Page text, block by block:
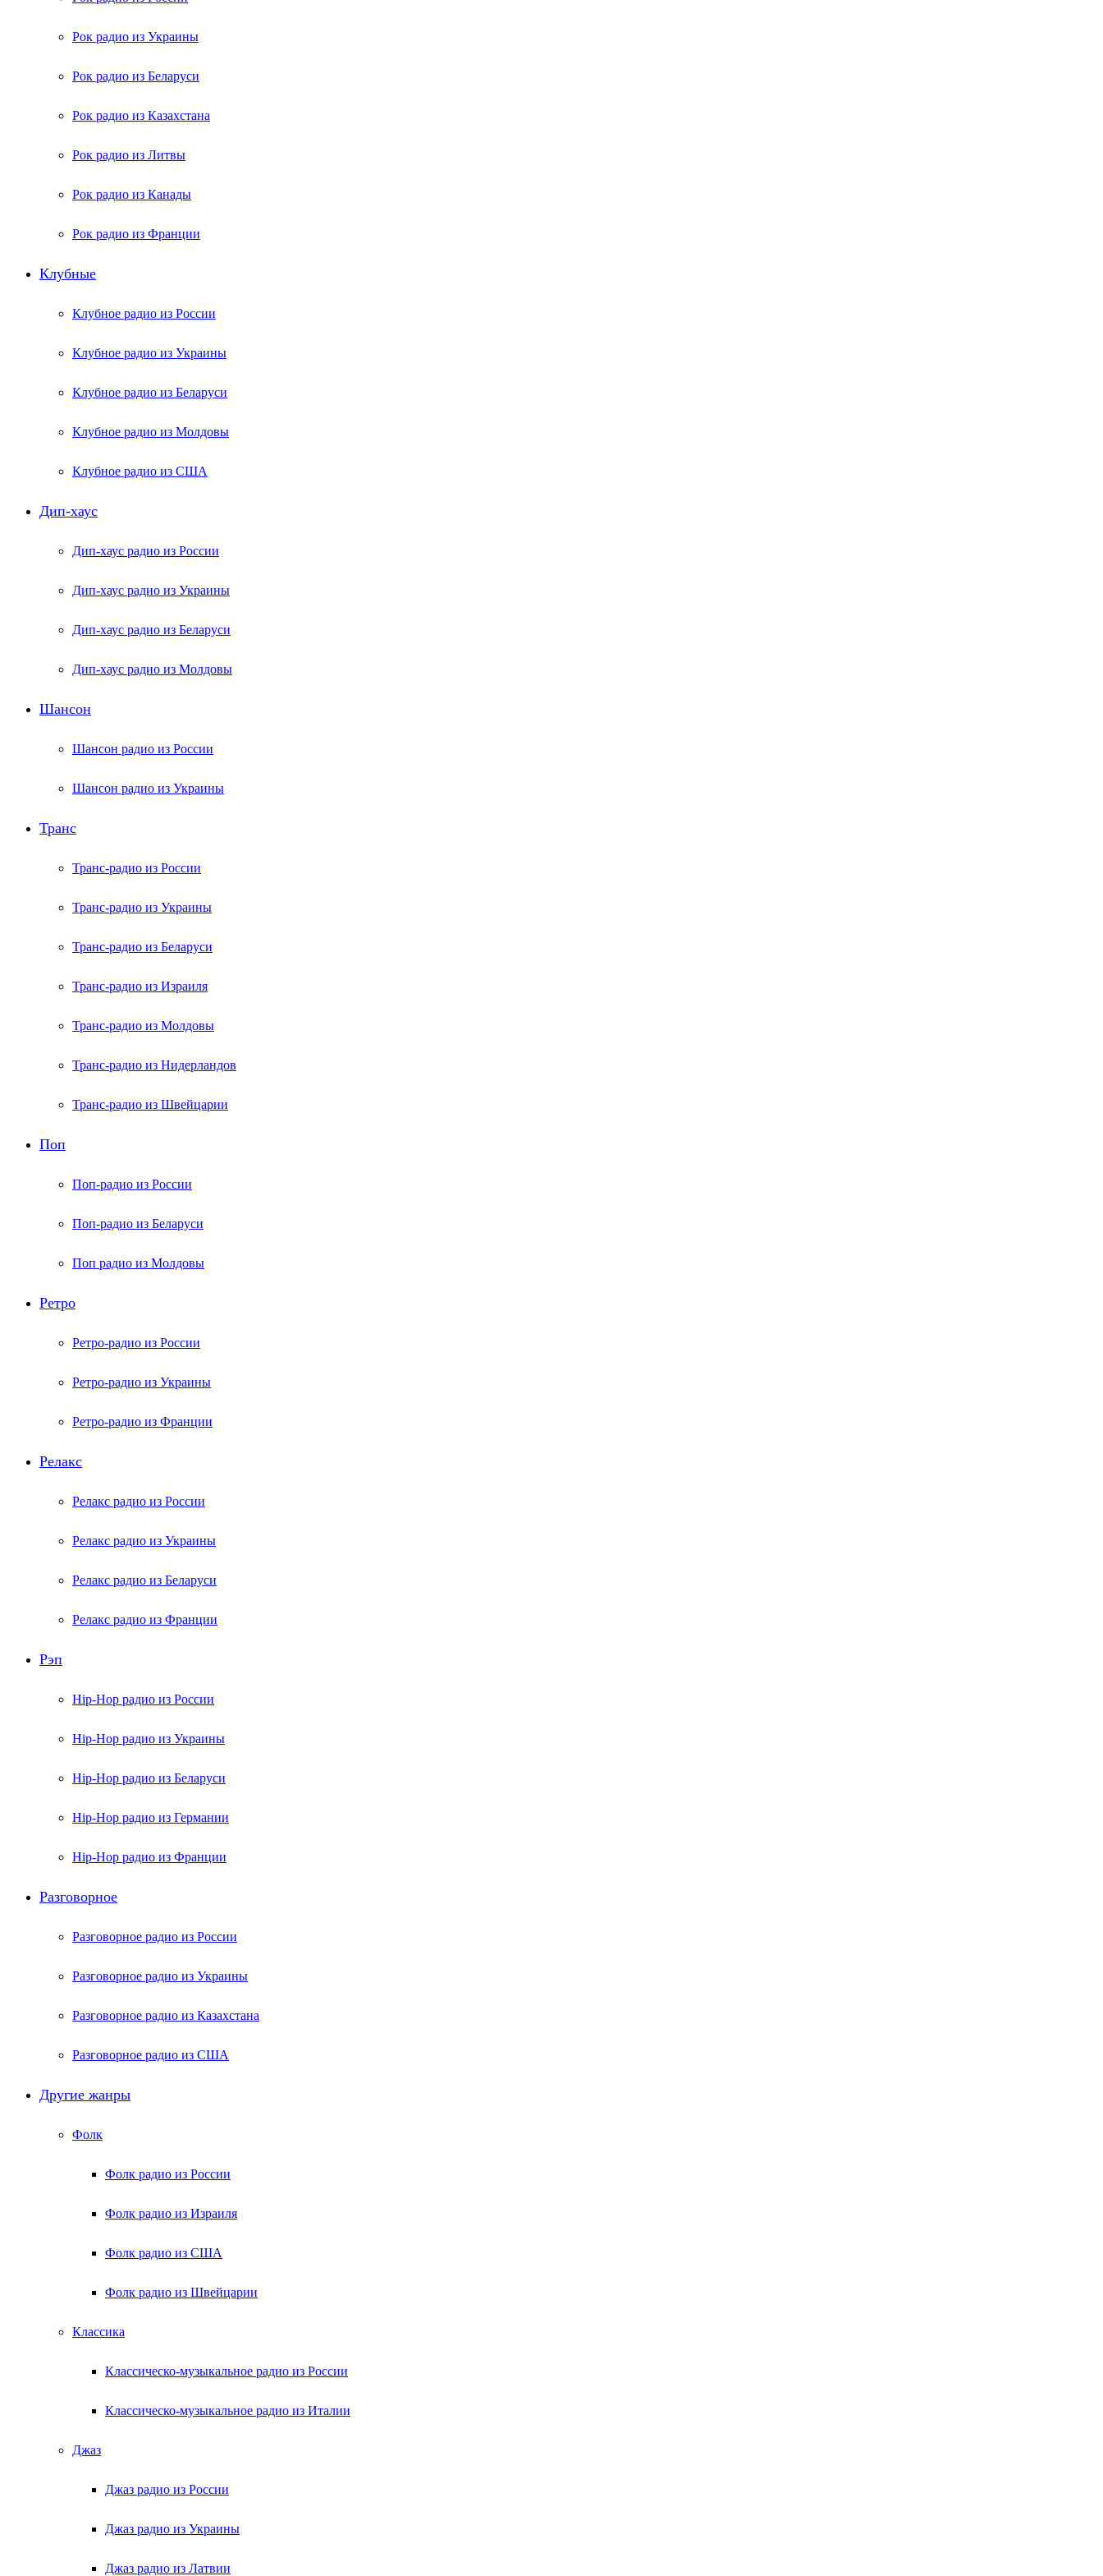
Рок радио из Украины
Рок радио из Беларуси
Рок радио из Казахстана
Рок радио из Литвы
Рок радио из Канады
Рок радио из Франции
Клубные
Клубное радио из России
Клубное радио из Украины
Клубное радио из Беларуси
Клубное радио из Молдовы
Клубное радио из США
Дип-хаус
Дип-хаус радио из России
Дип-хаус радио из Украины
Дип-хаус радио из Беларуси
Дип-хаус радио из Молдовы
Шансон
Шансон радио из России
Шансон радио из Украины
Транс
Транс-радио из России
Транс-радио из Украины
Транс-радио из Беларуси
Транс-радио из Израиля
Транс-радио из Молдовы
Транс-радио из Нидерландов
Транс-радио из Швейцарии
Поп
Поп-радио из России
Поп-радио из Беларуси
Поп радио из Молдовы
Ретро
Ретро-радио из России
Ретро-радио из Украины
Ретро-радио из Франции
Релакс
Релакс радио из России
Релакс радио из Украины
Релакс радио из Беларуси
Релакс радио из Франции
Рэп
Hip-Hop радио из России
Hip-Hop радио из Украины
Hip-Hop радио из Беларуси
Hip-Hop радио из Германии
Hip-Hop радио из Франции
Разговорное
Разговорное радио из России
Разговорное радио из Украины
Разговорное радио из Казахстана
Разговорное радио из США
Другие жанры
Фолк
Фолк радио из России
Фолк радио из Израиля
Фолк радио из США
Фолк радио из Швейцарии
Классика
Классическо-музыкальное радио из России
Классическо-музыкальное радио из Италии
Джаз
Джаз радио из России
Джаз радио из Украины
Джаз радио из Латвии